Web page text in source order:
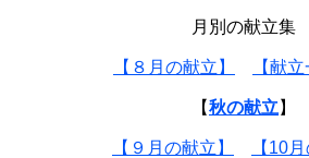
月別の献立集
【８月の献立】 【献
【秋の献立 】
【９月の献立】 【10